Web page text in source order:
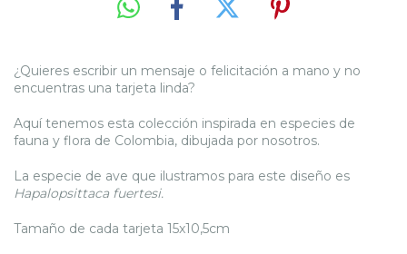
¿Quieres escribir un mensaje o felicitación a mano y no
encuentras una tarjeta linda?
Aquí tenemos esta colección inspirada en especies de
fauna y flora de Colombia, dibujada por nosotros.
La especie de ave que ilustramos para este diseño es
Hapalopsittaca fuertesi.
Tamaño de cada tarjeta 15x10,5cm